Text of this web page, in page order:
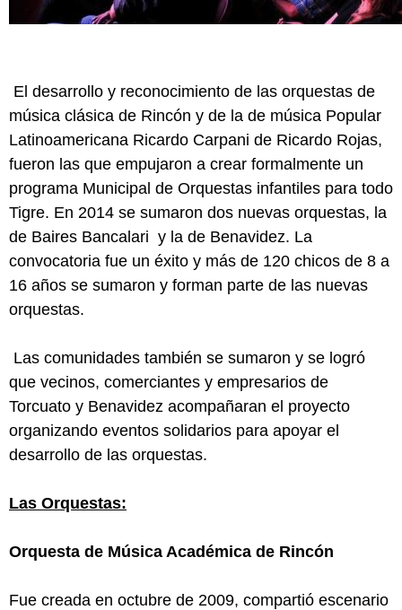
El desarrollo y reconocimiento de las orquestas de
música clásica de Rincón y de la de música Popular
Latinoamericana Ricardo Carpani de Ricardo Rojas,
fueron las que empujaron a crear formalmente un
programa Municipal de Orquestas infantiles para todo
Tigre. En 2014 se sumaron dos nuevas orquestas, la
de Baires Bancalari y la de Benavidez. La
convocatoria fue un éxito y más de 120 chicos de 8 a
16 años se sumaron y forman parte de las nuevas
orquestas.
Las comunidades también se sumaron y se logró
que vecinos, comerciantes y empresarios de
Torcuato y Benavidez acompañaran el proyecto
organizando eventos solidarios para apoyar el
desarrollo de las orquestas.
Las Orquestas:
Orquesta de Música Académica de Rincón
Fue creada en octubre de 2009, compartió escenario